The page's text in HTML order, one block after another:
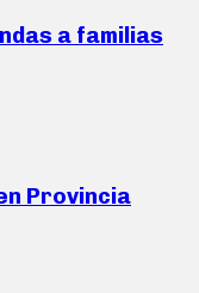
a familias
Provincia